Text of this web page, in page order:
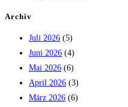
Archiv
Juli 2026 (5)
Juni 2026 (4)
Mai 2026 (6)
April 2026 (3)
März 2026 (6)